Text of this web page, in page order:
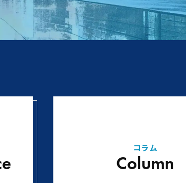
コラム
Column